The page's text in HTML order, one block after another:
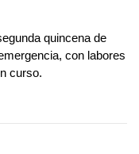
quincena de
con labores
curso.